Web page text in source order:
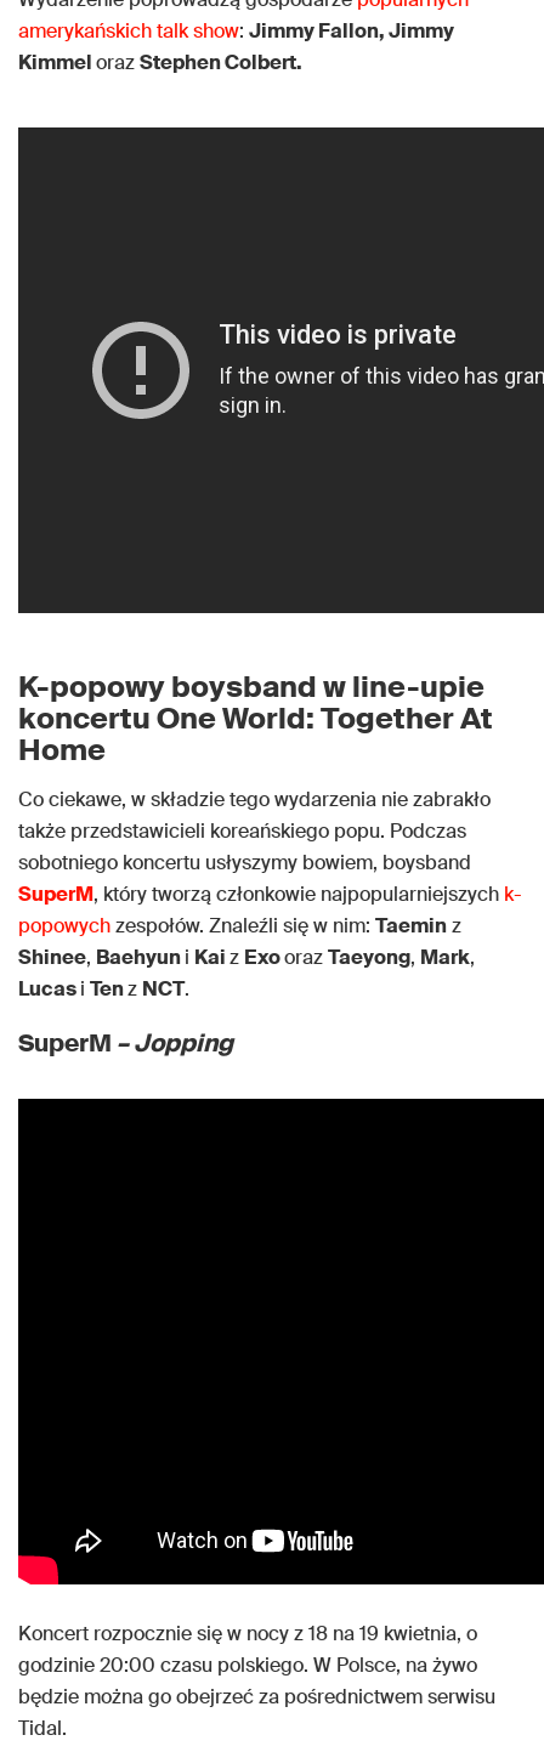
amerykańskich talk show: Jimmy Fallon, Jimmy
KimmelorazStephen Colbert.
K-popowy boysband w line-upie
koncertu One World: Together At
Home
Co ciekawe, w składzie tego wydarzenia nie zabrakło
także przedstawicieli koreańskiego popu. Podczas
sobotniego koncertu usłyszymy bowiem, boysband
SuperM, który tworzą członkowie najpopularniejszych k-
popowychzespołów. Znaleźli się w nim: Taeminz
Shinee, Baehyuni Kaiz ExoorazTaeyong, Mark,
Lucasi Tenz NCT.
SuperM – Jopping
Koncert rozpocznie się w nocy z 18 na 19 kwietnia, o
godzinie 20:00 czasu polskiego. W Polsce, na żywo
będzie można go obejrzeć za pośrednictwem serwisu
Tidal.